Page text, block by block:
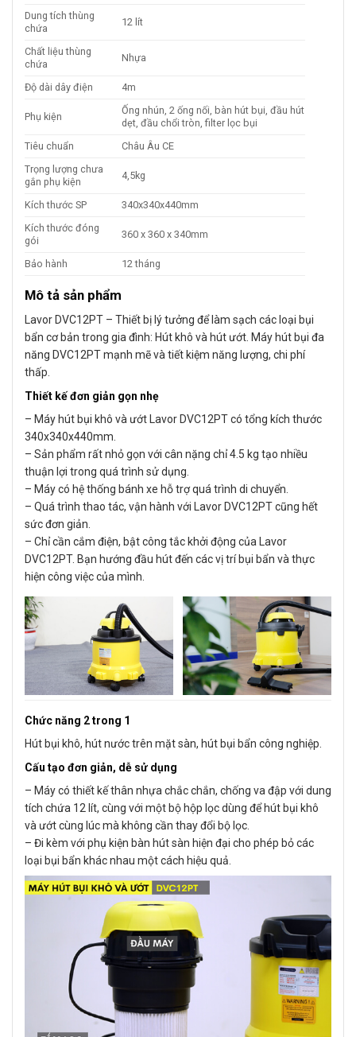
Dung tích thùng
chứa
12 lít
Chất liệu thùng
chứa
Nhựa
Độ dài dây điện 4m
Phụ kiện
Ống nhún, 2 ống nối, bàn hút bụi, đầu hút
dẹt, đầu chổi tròn, filter lọc bụi
Tiêu chuẩn
Châu Âu CE
Trọng lượng chưa
gắn phụ kiện
4,5kg
Kích thước SP
340x340x440mm
Kích thước đóng
gói
360 x 360 x 340mm
Bảo hành 12 tháng
Mô tả sản phẩm
Lavor DVC12PT – Thiết bị lý tưởng để làm sạch các loại bụi
bẩn cơ bản trong gia đình: Hút khô và hút ướt. Máy hút bụi đa
năng DVC12PT mạnh mẽ và tiết kiệm năng lượng, chi phí
thấp.
Thiết kế đơn giản gọn nhẹ
– Máy hút bụi khô và ướt Lavor DVC12PT có tổng kích thước
340x340x440mm.
– Sản phẩm rất nhỏ gọn với cân nặng chỉ 4.5 kg tạo nhiều
thuận lợi trong quá trình sử dụng.
– Máy có hệ thống bánh xe hỗ trợ quá trình di chuyển.
– Quá trình thao tác, vận hành với Lavor DVC12PT cũng hết
sức đơn giản.
– Chỉ cần cắm điện, bật công tắc khởi động của Lavor
DVC12PT. Bạn hướng đầu hút đến các vị trí bụi bẩn và thực
hiện công việc của mình.
Chức năng 2 trong 1
Hút bụi khô, hút nước trên mặt sàn, hút bụi bẩn công nghiệp.
Cấu tạo đơn giản, dễ sử dụng
– Máy có thiết kế thân nhựa chắc chắn, chống va đập với dung
tích chứa 12 lít, cùng với một bộ hộp lọc dùng để hút bụi khô
và ướt cùng lúc mà không cần thay đổi bộ lọc.
– Đi kèm với phụ kiện bàn hút sàn hiện đại cho phép bỏ các
loại bụi bẩn khác nhau một cách hiệu quả.